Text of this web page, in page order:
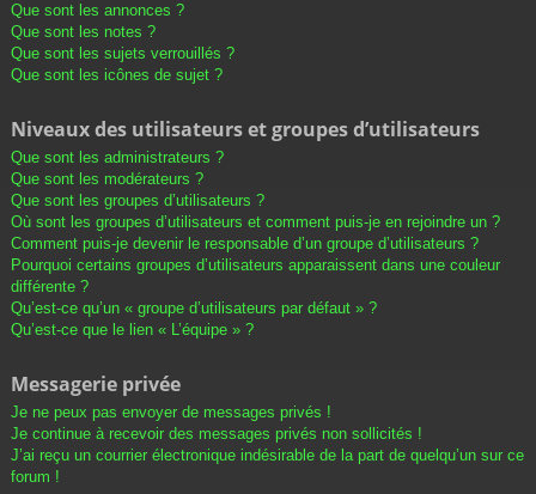
Que sont les annonces ?
Que sont les notes ?
Que sont les sujets verrouillés ?
Que sont les icônes de sujet ?
Niveaux des utilisateurs et groupes d’utilisateurs
Que sont les administrateurs ?
Que sont les modérateurs ?
Que sont les groupes d’utilisateurs ?
Où sont les groupes d’utilisateurs et comment puis-je en rejoindre un ?
Comment puis-je devenir le responsable d’un groupe d’utilisateurs ?
Pourquoi certains groupes d’utilisateurs apparaissent dans une couleur
différente ?
Qu’est-ce qu’un « groupe d’utilisateurs par défaut » ?
Qu’est-ce que le lien « L’équipe » ?
Messagerie privée
Je ne peux pas envoyer de messages privés !
Je continue à recevoir des messages privés non sollicités !
J’ai reçu un courrier électronique indésirable de la part de quelqu’un sur ce
forum !